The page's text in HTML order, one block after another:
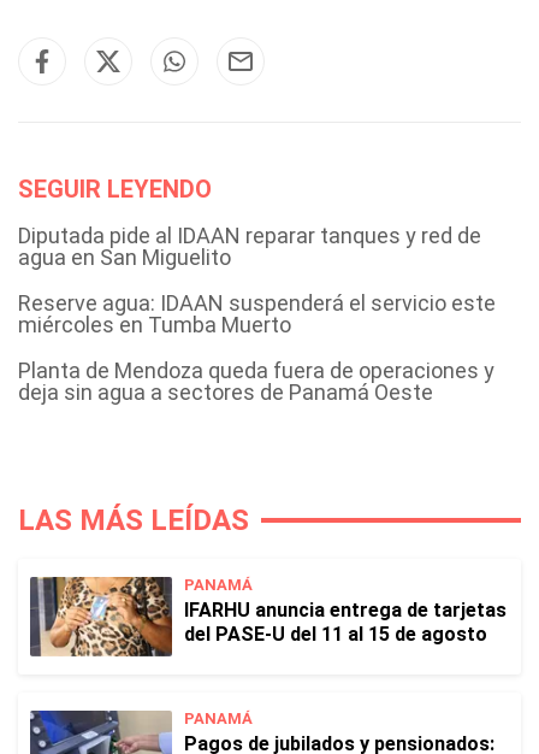
SEGUIR LEYENDO
Diputada pide al IDAAN reparar tanques y red de
agua en San Miguelito
Reserve agua: IDAAN suspenderá el servicio este
miércoles en Tumba Muerto
Planta de Mendoza queda fuera de operaciones y
deja sin agua a sectores de Panamá Oeste
LAS MÁS LEÍDAS
PANAMÁ
IFARHU anuncia entrega de tarjetas
del PASE-U del 11 al 15 de agosto
PANAMÁ
Pagos de jubilados y pensionados: